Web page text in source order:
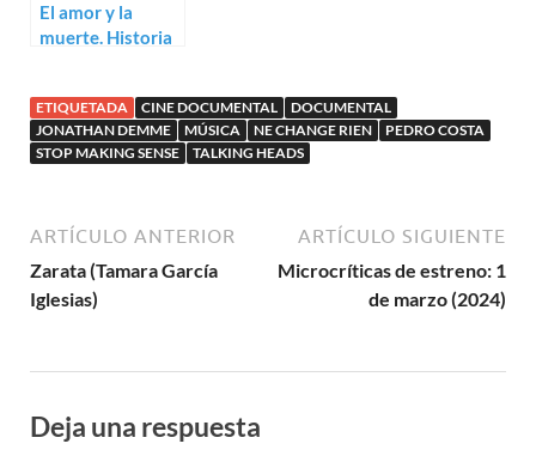
El amor y la
muerte. Historia
(Arantxa
Aguirre)
ETIQUETADA CINE DOCUMENTAL
DOCUMENTAL
JONATHAN DEMME
MÚSICA NE CHANGE RIEN
PEDRO COSTA
STOP MAKING SENSE
TALKING HEADS
ARTÍCULO ANTERIOR
Zarata (Tamara García
Iglesias)
ARTÍCULO SIGUIENTE
Microcríticas de estreno: 1
de marzo (2024)
Deja una respuesta